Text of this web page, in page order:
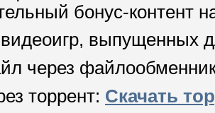
бонус-контент
выпущенных
через
торрент: Скачать